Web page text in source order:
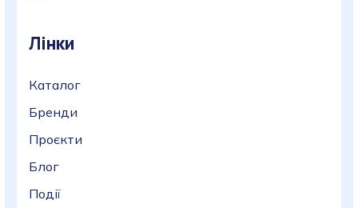
Лінки
Каталог
Бренди
Проєкти
Блог
Події